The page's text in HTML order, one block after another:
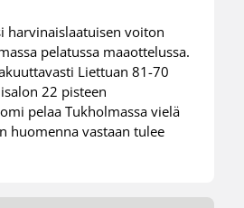
harvinaislaatuisen voiton
pelatussa maaottelussa.
Liettuan 81-70
22 pisteen
pelaa Tukholmassa vielä
huomenna vastaan tulee